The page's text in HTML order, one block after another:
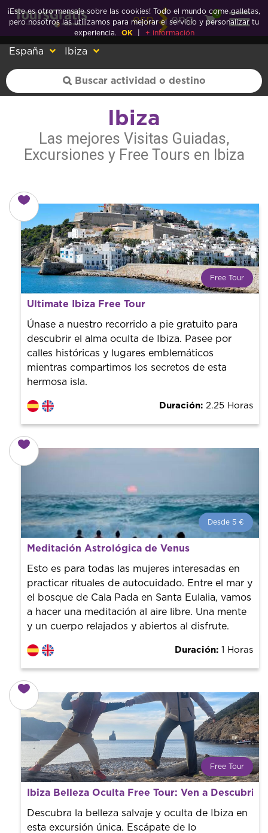
esp eng
0
España Ibiza
Ibiza
Las mejores Visitas Guiadas,
Excursiones y Free Tours en Ibiza
Free Tour
¿Qué es un FREE TOUR?
con un guía profesional. ¡El precio es libre! Por lo que al
finalizar la experiencia tú le pones el precio.
Ultimate Ibiza Free Tour
Únase a nuestro recorrido a pie gratuito para
descubrir el alma oculta de Ibiza. Pasee por
calles históricas y lugares emblemáticos
mientras compartimos los secretos de esta
hermosa isla.
Duración: 2.25 Horas
Desde 5 €
Desde 5 € por persona.
¡Reserva con nosotros! Colaboramos con los mejores
guías de la ciudad para tener el mejor precio y servicio.
Meditación Astrológica de Venus
Esto es para todas las mujeres interesadas en
practicar rituales de autocuidado. Entre el mar y
el bosque de Cala Pada en Santa Eulalia, vamos
a hacer una meditación al aire libre. Una mente
y un cuerpo relajados y abiertos al disfrute.
Duración: 1 Horas
Free Tour
¿Qué es un FREE TOUR?
con un guía profesional. ¡El precio es libre! Por lo que al
finalizar la experiencia tú le pones el precio.
Ibiza Belleza Oculta Free Tour: Ven a Descubrir
Descubra la belleza salvaje y oculta de Ibiza en
esta excursión única. Escápate de lo
¡Este es otro mensaje sobre las cookies! Todo el mundo come galletas,
pero nosotros las utilizamos para mejorar el servicio y personalizar tu
experiencia.
OK + información